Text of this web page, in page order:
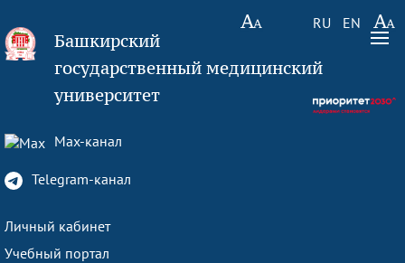
RU EN
Башкирский
государственный медицинский
университет
Max-канал
Telegram-канал
Личный кабинет
Учебный портал